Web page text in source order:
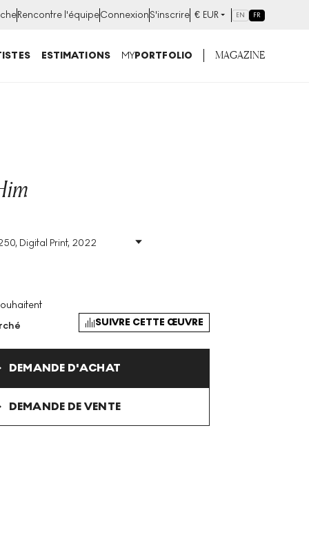
Rencontre l'équipeConnexionS'inscrire € EUR EN FR
ESTIMATIONS MYPORTFOLIO MAGAZINE
Digital Print, 2022
Taille : H 70cm X W
SUIVRE CETTE ŒUVRE
DEMANDE D'ACHAT
DEMANDE DE VENTE